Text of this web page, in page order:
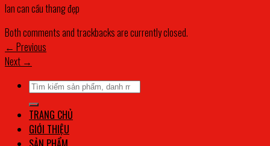
lan can cầu thang đẹp
Both comments and trackbacks are currently closed.
← Previous
Next →
Tìm
kiếm:
TRANG CHỦ
GIỚI THIỆU